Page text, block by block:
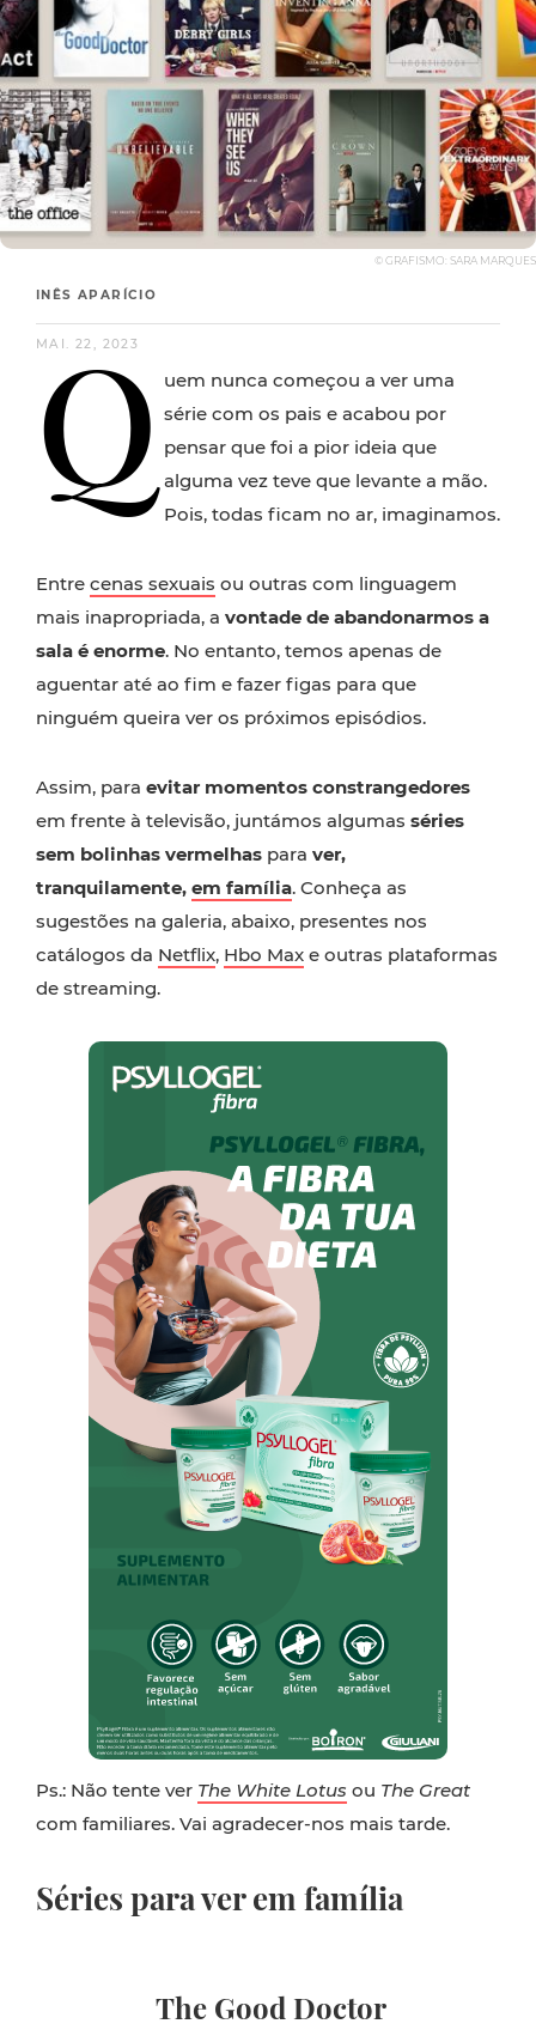
© GRAFISMO: SARA MARQUES
INÊS APARÍCIO
MAI. 22, 2023
Q
uem nunca começou a ver uma
série com os pais e acabou por
pensar que foi a pior ideia que
alguma vez teve que levante a mão.
Pois, todas ficam no ar, imaginamos.
Entre cenas sexuais ou outras com linguagem
mais inapropriada, a vontade de abandonarmos a
sala é enorme. No entanto, temos apenas de
aguentar até ao fim e fazer figas para que
ninguém queira ver os próximos episódios.
Assim, para evitar momentos constrangedores
em frente à televisão, juntámos algumas séries
sem bolinhas vermelhas para ver,
tranquilamente, em família. Conheça as
sugestões na galeria, abaixo, presentes nos
catálogos da Netflix, Hbo Max e outras plataformas
de streaming.
Ps.: Não tente ver The White Lotus ou The Great
com familiares. Vai agradecer-nos mais tarde.
Séries para ver em família
The Good Doctor